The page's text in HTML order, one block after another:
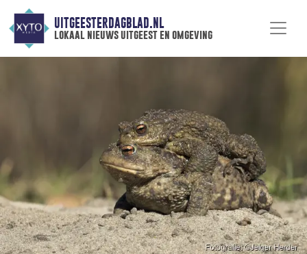
UITGEESTERDAGBLAD.NL
lokaal nieuws uitgeest en omgeving